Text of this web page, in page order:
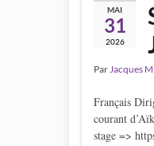
MAI
31
2026
ParJacques
Français
courant
stage =>